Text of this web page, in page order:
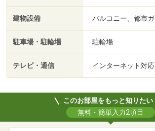
建物設備 バルコニー、都市ガ
駐車場・駐輪場 駐輪場
テレビ・通信 インターネット対応
このお部屋をもっと知りたい
無料・簡単入力2項目